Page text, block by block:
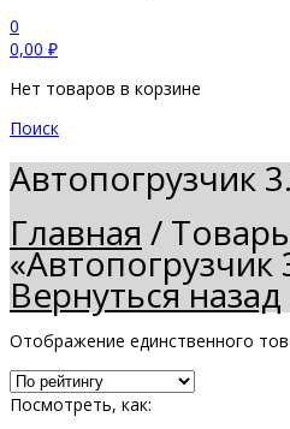
0
0,00 ₽
Нет товаров в корзине
Поиск
Автопогрузчик
Главная /
«Автопогрузчик
Вернуться назад
Отображение единственного
Посмотреть, как: